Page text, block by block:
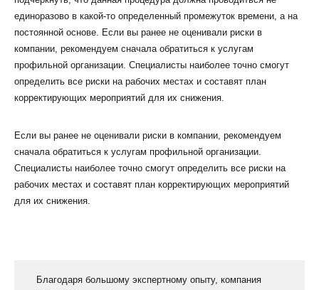
единоразово в какой-то определенный промежуток времени, а на
постоянной основе. Если вы ранее не оценивали риски в
компании, рекомендуем сначала обратиться к услугам
профильной организации. Специалисты наиболее точно смогут
определить все риски на рабочих местах и составят план
корректирующих мероприятий для их снижения.
Если вы ранее не оценивали риски в компании, рекомендуем
сначала обратиться к услугам профильной организации.
Специалисты наиболее точно смогут определить все риски на
рабочих местах и составят план корректирующих мероприятий
для их снижения.
Благодаря большому экспертному опыту, компания